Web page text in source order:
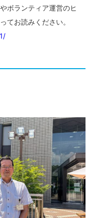
ボランティア運営のヒ
てお読みください。